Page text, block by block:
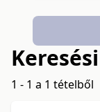
1 - 1 a 1 tételből